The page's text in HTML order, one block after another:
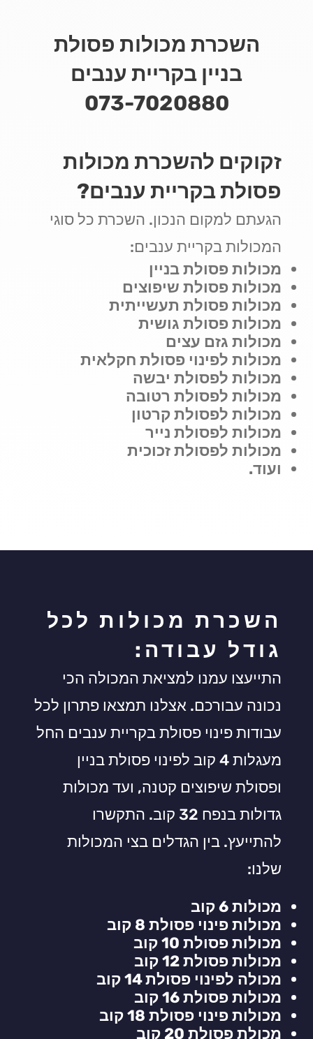
השכרת מכולות פסולת
בניין בקריית ענבים
073-7020880
זקוקים להשכרת מכולות
פסולת בקריית ענבים?
הגעתם למקום הנכון. השכרת כל סוגי
המכולות בקריית ענבים:
מכולות פסולת בניין
מכולות פסולת שיפוצים
מכולות פסולת תעשייתית
מכולות פסולת גושית
מכולות גזם עצים
מכולות לפינוי פסולת חקלאית
מכולות לפסולת יבשה
מכולות לפסולת רטובה
מכולות לפסולת קרטון
מכולות לפסולת נייר
מכולות לפסולת זכוכית
ועוד.
השכרת מכולות לכל
גודל עבודה:
התייעצו עמנו למציאת המכולה הכי
נכונה עבורכם. אצלנו תמצאו פתרון לכל
עבודות פינוי פסולת בקריית ענבים החל
מעגלות 4 קוב לפינוי פסולת בניין
ופסולת שיפוצים קטנה, ועד מכולות
גדולות בנפח 32 קוב. התקשרו
להתייעץ. בין הגדלים בצי המכולות
שלנו:
מכולות 6 קוב
מכולות פינוי פסולת 8 קוב
מכולות פסולת 10 קוב
מכולות פסולת 12 קוב
מכולה לפינוי פסולת 14 קוב
מכולות פסולת 16 קוב
מכולות פינוי פסולת 18 קוב
מכולת פסולת 20 קוב